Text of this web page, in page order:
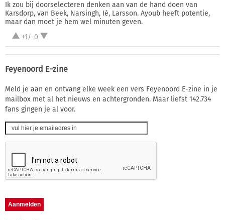
Ik zou bij doorselecteren denken aan van de hand doen van
Karsdorp, van Beek, Narsingh, Ié, Larsson. Ayoub heeft potentie,
maar dan moet je hem wel minuten geven.
+1/-0
Feyenoord E-zine
Meld je aan en ontvang elke week een vers Feyenoord E-zine in je
mailbox met al het nieuws en achtergronden. Maar liefst 142.734
fans gingen je al voor.